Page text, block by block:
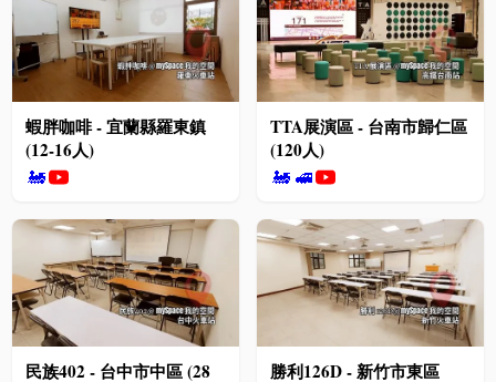
蝦胖咖啡 - 宜蘭縣羅東鎮
(12-16人)
🚂
TTA展演區 - 台南市歸仁區
(120人)
🚂 🚅
民族402 - 台中市中區 (28
勝利126D - 新竹市東區